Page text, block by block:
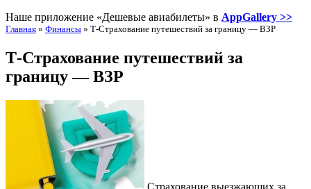
Наше приложение «Дешевые авиабилеты» в AppGallery >>
Главная » Финансы » Т-Страхование путешествий за границу — ВЗР
Т-Страхование путешествий за
границу — ВЗР
Страхование выезжающих за